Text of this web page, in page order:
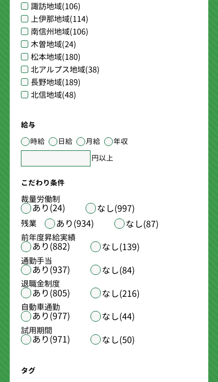
諏訪地域(106)
上伊那地域(114)
南信州地域(106)
木曽地域(24)
松本地域(180)
北アルプス地域(38)
長野地域(189)
北信地域(48)
給与
時給
日給 月給
年収
円以上
こだわり条件
裁量労働制
あり(24) なし(997)
残業 あり(934) なし(87)
前年度昇給実績
あり(882) なし(139)
通勤手当
あり(937) なし(84)
退職金制度
あり(805) なし(216)
自動車通勤
あり(977) なし(44)
試用期間
あり(971) なし(50)
タグ